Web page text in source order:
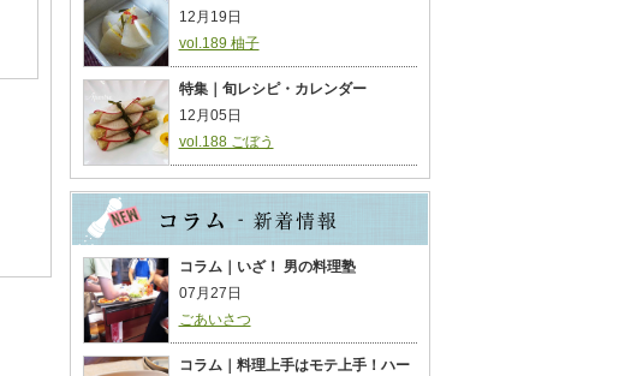
12月19日
vol.189 柚子
特集｜旬レシピ・カレンダー
12月05日
vol.188 ごぼう
コラム｜いざ！ 男の料理塾
07月27日
ごあいさつ
コラム｜料理上手はモテ上手！ハー